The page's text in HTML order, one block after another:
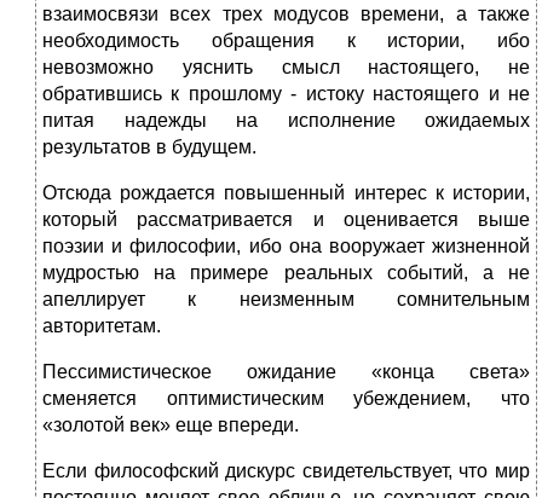
взаимосвязи всех трех модусов времени, а также
необходимость обращения к истории, ибо
невозможно уяснить смысл настоящего, не
обратившись к прошлому - истоку настоящего и не
питая надежды на исполнение ожидаемых
результатов в будущем.
Отсюда рождается повышенный интерес к истории,
который рассматривается и оценивается выше
поэзии и философии, ибо она вооружает жизненной
мудростью на примере реальных событий, а не
апеллирует к неизменным сомнительным
авторитетам.
Пессимистическое ожидание «конца света»
сменяется оптимистическим убеждением, что
«золотой век» еще впереди.
Если философский дискурс свидетельствует, что мир